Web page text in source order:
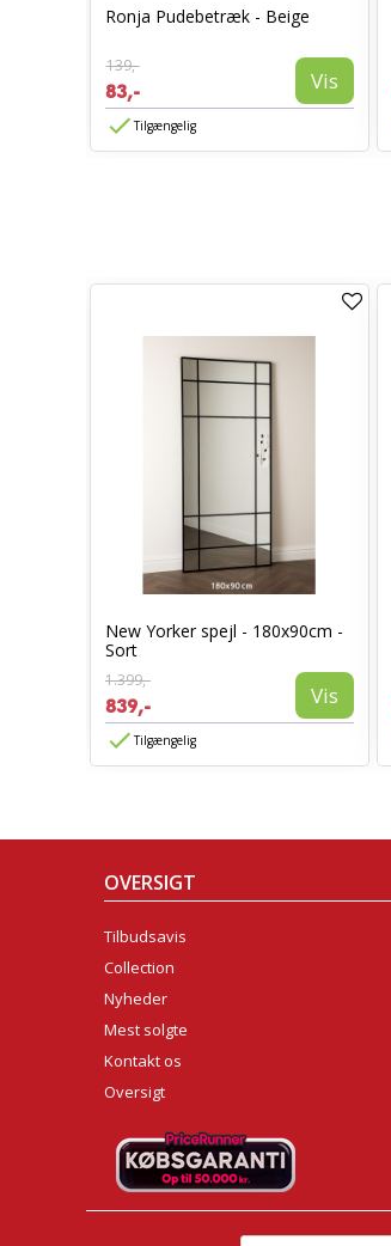
Ronja Pudebetræk - Beige
139,-
83,- Vis
Tilgængelig
New Yorker spejl - 180x90cm -
Sort
1.399,-
839,- Vis
Tilgængelig
OVERSIGT
Tilbudsavis
Collection
Nyheder
Mest solgte
Kontakt os
Oversigt